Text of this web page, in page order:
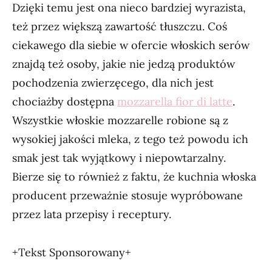
Dzięki temu jest ona nieco bardziej wyrazista,
też przez większą zawartość tłuszczu. Coś
ciekawego dla siebie w ofercie włoskich serów
znajdą też osoby, jakie nie jedzą produktów
pochodzenia zwierzęcego, dla nich jest
chociażby dostępna mozzarella fior di latte.
Wszystkie włoskie mozzarelle robione są z
wysokiej jakości mleka, z tego też powodu ich
smak jest tak wyjątkowy i niepowtarzalny.
Bierze się to również z faktu, że kuchnia włoska
producent przeważnie stosuje wypróbowane
przez lata przepisy i receptury.
+Tekst Sponsorowany+